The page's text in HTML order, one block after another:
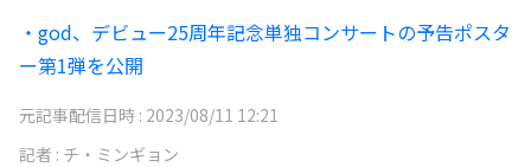
・god、デビュー25周年記念単独コンサートの予告ポスタ
ー第1弾を公開
元記事配信日時 : 2023/08/11 12:21
記者 : チ・ミンギョン